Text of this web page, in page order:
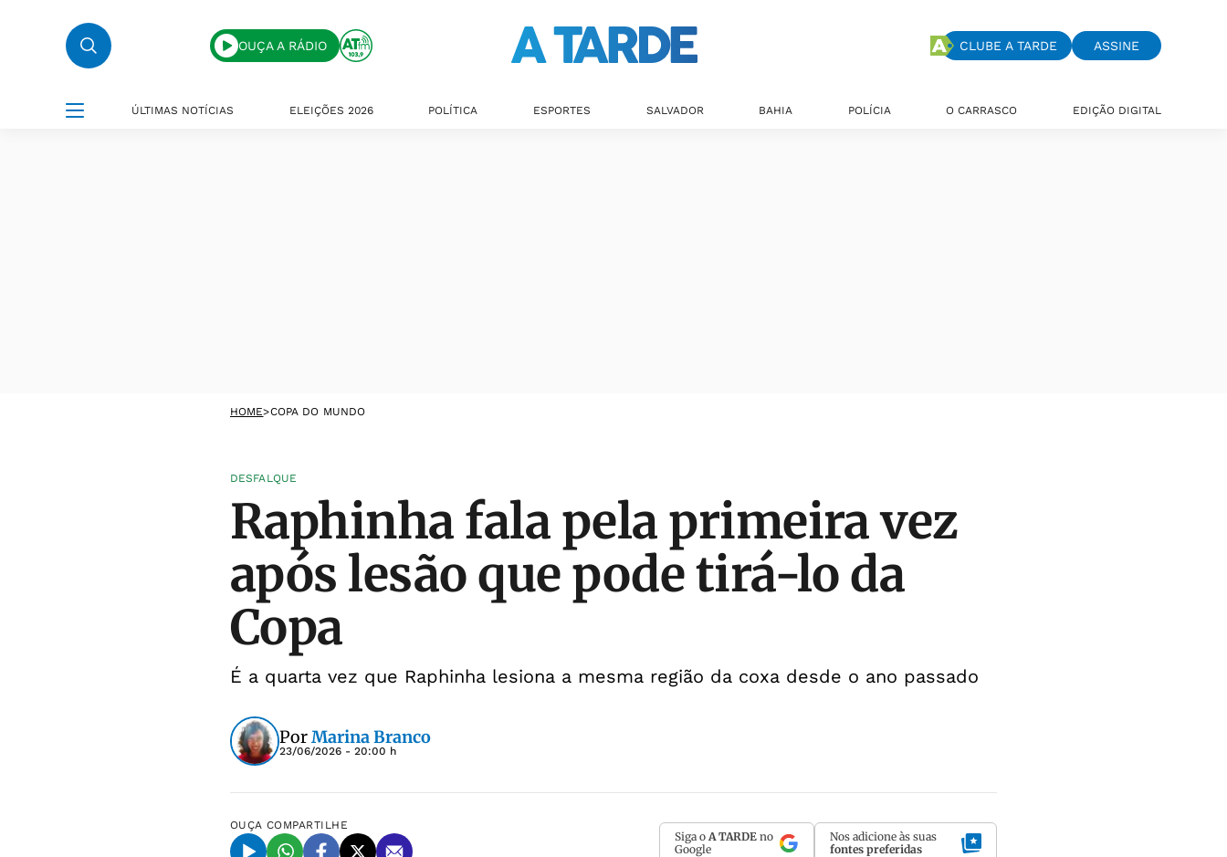
OUÇA A RÁDIO CLUBE A TARDE ASSINE
ÚLTIMAS NOTÍCIAS ELEIÇÕES 2026 POLÍTICA ESPORTES SALVADOR BAHIA POLÍCIA O CARRASCO EDIÇÃO DIGITAL
HOME>COPA DO MUNDO
DESFALQUE
Raphinha fala pela primeira vez
após lesão que pode tirá-lo da
Copa
É a quarta vez que Raphinha lesiona a mesma região da coxa desde o ano passado
PorMarina Branco
23/06/2026 - 20:00 h
OUÇA COMPARTILHE
Siga o A TARDE no
Google
Nos adicione às suas
fontes preferidas